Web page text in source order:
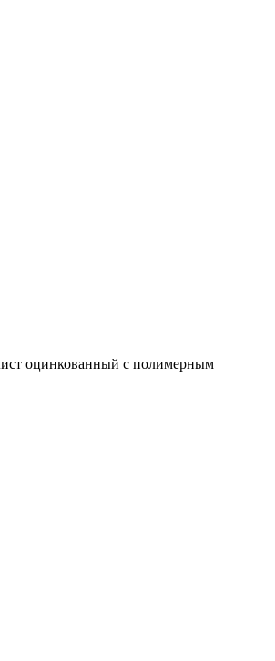
оцинкованный с полимерным